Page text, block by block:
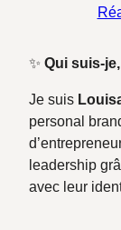
✨ Qui suis-
Je suis
personal
leadership
avec leur